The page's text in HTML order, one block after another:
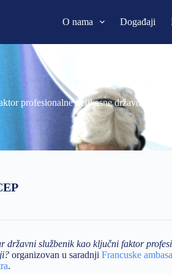
O nama Događaji
profesionalne i efikasne državne uprave
državni službenik kao ključni faktor
organizovan u saradnjiFrancuske
.